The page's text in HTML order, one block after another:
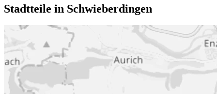
Stadtteile in Schwieberdingen